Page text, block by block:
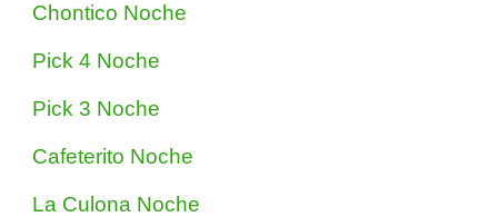
Chontico Noche
Pick 4 Noche
Pick 3 Noche
Cafeterito Noche
La Culona Noche